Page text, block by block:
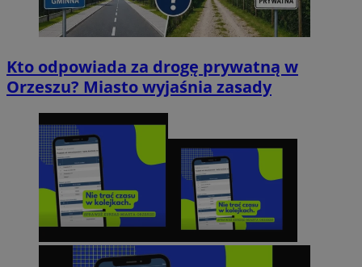
Kto odpowiada za drogę prywatną w
Orzeszu? Miasto wyjaśnia zasady